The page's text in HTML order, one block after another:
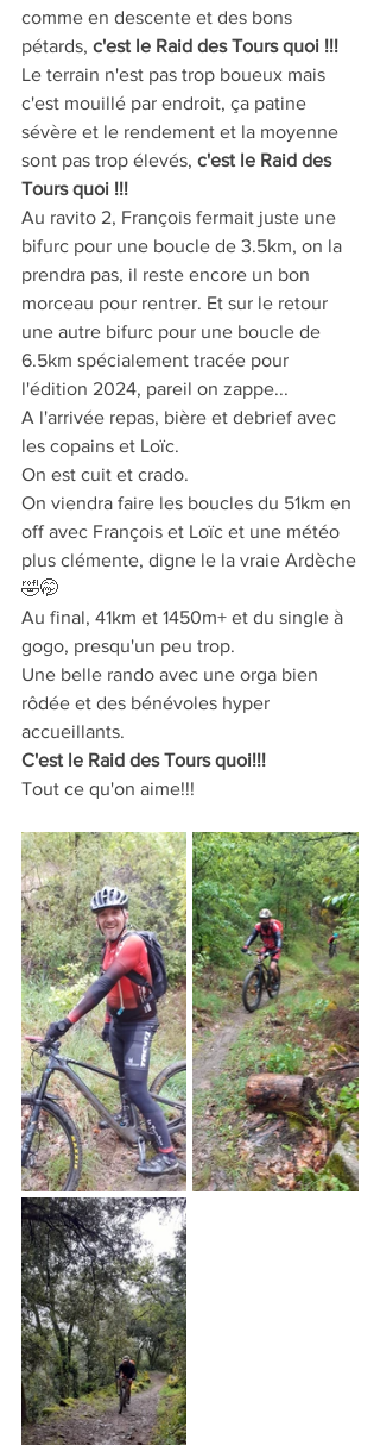
comme en descente et des bons
pétards, c'est le Raid des Tours quoi !!!
Le terrain n'est pas trop boueux mais
c'est mouillé par endroit, ça patine
sévère et le rendement et la moyenne
sont pas trop élevés, c'est le Raid des
Tours quoi !!!
Au ravito 2, François fermait juste une
bifurc pour une boucle de 3.5km, on la
prendra pas, il reste encore un bon
morceau pour rentrer. Et sur le retour
une autre bifurc pour une boucle de
6.5km spécialement tracée pour
l'édition 2024, pareil on zappe...
A l'arrivée repas, bière et debrief avec
les copains et Loïc.
On est cuit et crado.
On viendra faire les boucles du 51km en
off avec François et Loïc et une météo
plus clémente, digne le la vraie Ardèche
🤣🤭
Au final, 41km et 1450m+ et du single à
gogo, presqu'un peu trop.
Une belle rando avec une orga bien
rôdée et des bénévoles hyper
accueillants.
C'est le Raid des Tours quoi!!!
Tout ce qu'on aime!!!